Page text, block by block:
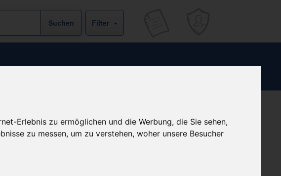
Erlebnis zu ermöglichen und die Werbung, die Sie sehen,
zu messen, um zu verstehen, woher unsere Besucher
Filter
Produktpreis ab
€
kein Versand - nur Botenlieferung oder
Selbstabholung